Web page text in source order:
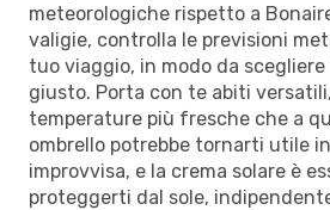
meteorologiche rispetto a
valigie, controlla le previsioni
tuo viaggio, in modo da
giusto. Porta con te abiti
temperature più fresche che a
ombrello potrebbe tornarti utile
improvvisa, e la crema solare è
proteggerti dal sole,